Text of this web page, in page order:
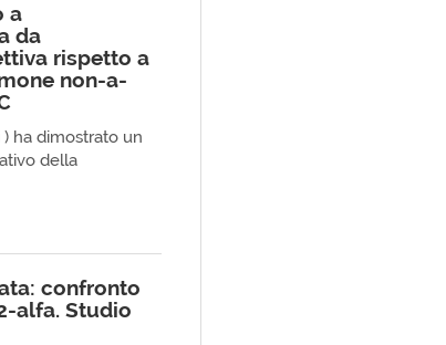
a
da
rispetto a
non-a-
) ha dimostrato un
della
confronto
alfa. Studio